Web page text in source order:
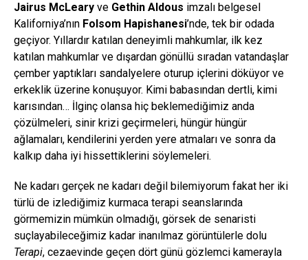
Jairus McLeary ve Gethin Aldous imzalı belgesel
Kaliforniya’nın Folsom Hapishanesi’nde, tek bir odada
geçiyor. Yıllardır katılan deneyimli mahkumlar, ilk kez
katılan mahkumlar ve dışardan gönüllü sıradan vatandaşlar
çember yaptıkları sandalyelere oturup içlerini döküyor ve
erkeklik üzerine konuşuyor. Kimi babasından dertli, kimi
karısından… İlginç olansa hiç beklemediğimiz anda
çözülmeleri, sinir krizi geçirmeleri, hüngür hüngür
ağlamaları, kendilerini yerden yere atmaları ve sonra da
kalkıp daha iyi hissettiklerini söylemeleri.
Ne kadarı gerçek ne kadarı değil bilemiyorum fakat her iki
türlü de izlediğimiz kurmaca terapi seanslarında
görmemizin mümkün olmadığı, görsek de senaristi
suçlayabileceğimiz kadar inanılmaz görüntülerle dolu
Terapi, cezaevinde geçen dört günü gözlemci kamerayla